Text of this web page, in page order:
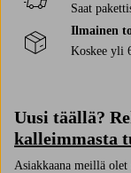
Saat
Ilmainen
Koskee yli
Uusi täällä?
kalleimmasta
Asiakkaana meillä